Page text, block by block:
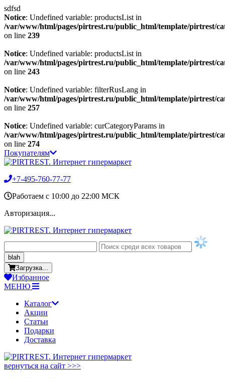
sdfsd
Notice: Undefined variable: productsList in
/var/www/html/pages/pirtrest.ru/public_html/template/pirtrest/
on line 239
Notice: Undefined variable: productsList in
/var/www/html/pages/pirtrest.ru/public_html/template/pirtrest/
on line 243
Notice: Undefined variable: filterRusLang in
/var/www/html/pages/pirtrest.ru/public_html/template/pirtrest/
on line 257
Notice: Undefined variable: curCategoryParams in
/var/www/html/pages/pirtrest.ru/public_html/template/pirtrest/
on line 274
Покупателям
+7-495-760-77-77
Работаем c 10:00 до 22:00 МСК
Авторизация...
blah
Загрузка...
Избранное
МЕНЮ
Каталог
Акции
Статьи
Подарки
Доставка
вернуться на сайт >>>